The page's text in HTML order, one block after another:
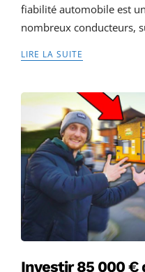
fiabilité automobile est
nombreux conducteurs,
LIRE LA SUITE
Investir 85 000 €